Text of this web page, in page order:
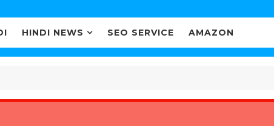
HINDI NEWS SEO SERVICE AMAZON